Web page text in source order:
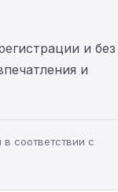
и без
и
соответствии с